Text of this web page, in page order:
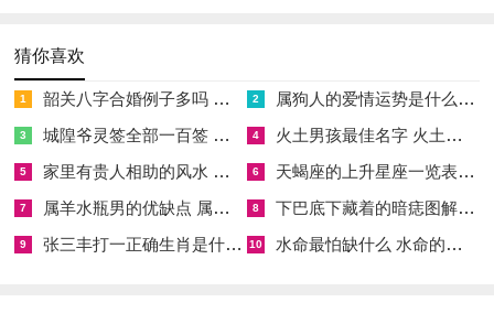
盈，生意自然一本万利。
若开业日地支遇辰、丑湿土。则湿土能晦火养金，谓之「火旺得
土，方成慈祥」，此日开张，主生意稳健，不走偏锋，虽未必一
夜暴富，却可细水长流，基业长青。
大运流年与开业吉日的深层呼应。自三元九运而论，2026年丙
猜你喜欢
1 韶关八字合婚例子多吗 韶关八字测风水 2 属狗人的爱情运势是什么意思 属狗的人爱情观
3 城隍爷灵签全部一百签 城隍爷灵签解签大全 4 火土男孩最佳名字 火土属性的字男孩名字有哪些
5 家里有贵人相助的风水 家里有贵人是什么意思 6 天蝎座的上升星座一览表 天蝎座的上升星座查询
7 属羊水瓶男的优缺点 属羊水瓶座男生性格爱情观 8 下巴底下藏着的暗痣图解 下巴尖底下有痣代表什么
9 张三丰打一正确生肖是什么意思 张三丰是指什么生肖 10 水命最怕缺什么 水命的人忌什么